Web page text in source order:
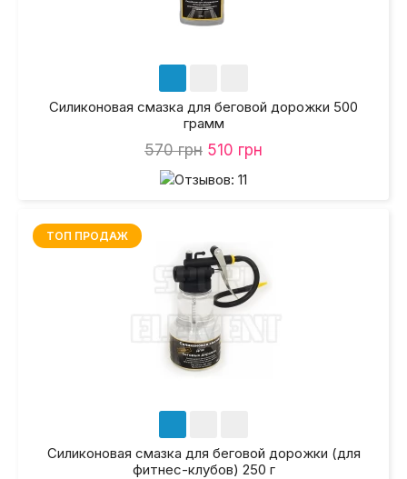
Силиконовая смазка для беговой дорожки 500
грамм
570 грн 510 грн
ТОП ПРОДАЖ
Силиконовая смазка для беговой дорожки (для
фитнес-клубов) 250 г